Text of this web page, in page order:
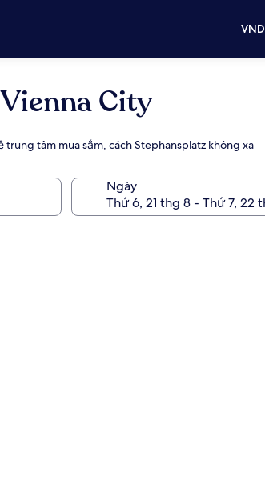
VND
City
tâm mua sắm, cách Stephansplatz không xa
Ngày